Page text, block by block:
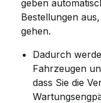
geben
Bestellungen
gehen.
Dadurch
Fahrzeugen
dass Sie die